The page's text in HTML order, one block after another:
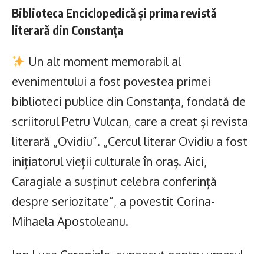
Biblioteca Enciclopedică și prima revistă
literară din Constanța
Un alt moment memorabil al
evenimentului a fost povestea primei
biblioteci publice din Constanța, fondată de
scriitorul Petru Vulcan, care a creat și revista
literară „Ovidiu”. „Cercul literar Ovidiu a fost
inițiatorul vieții culturale în oraș. Aici,
Caragiale a susținut celebra conferință
despre seriozitate”, a povestit Corina-
Mihaela Apostoleanu.